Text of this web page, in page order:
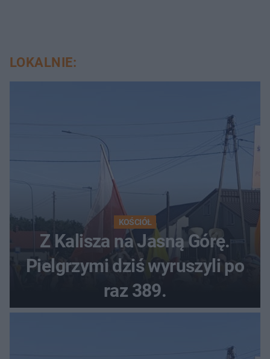
LOKALNIE:
KOŚCIÓŁ
Z Kalisza na Jasną Górę.
Pielgrzymi dziś wyruszyli po
raz 389.